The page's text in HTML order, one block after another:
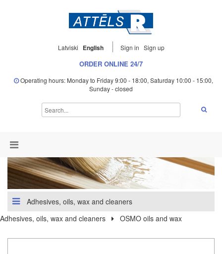
Latviski English Sign in Sign up
ORDER ONLINE 24/7
Operating hours: Monday to Friday 9:00 - 18:00, Saturday 10:00 - 15:00,
Sunday - closed
Adhesives, oils, wax and cleaners
Adhesives, oils, wax and cleaners
OSMO oils and wax